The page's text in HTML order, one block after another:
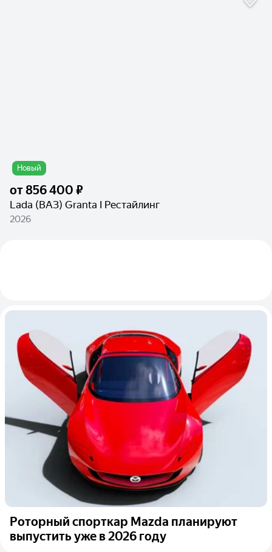
Новый
от856 400 ₽
Lada (ВАЗ) Granta I Рестайлинг
2026
Роторный спорткар Mazda планируют
выпустить уже в 2026 году